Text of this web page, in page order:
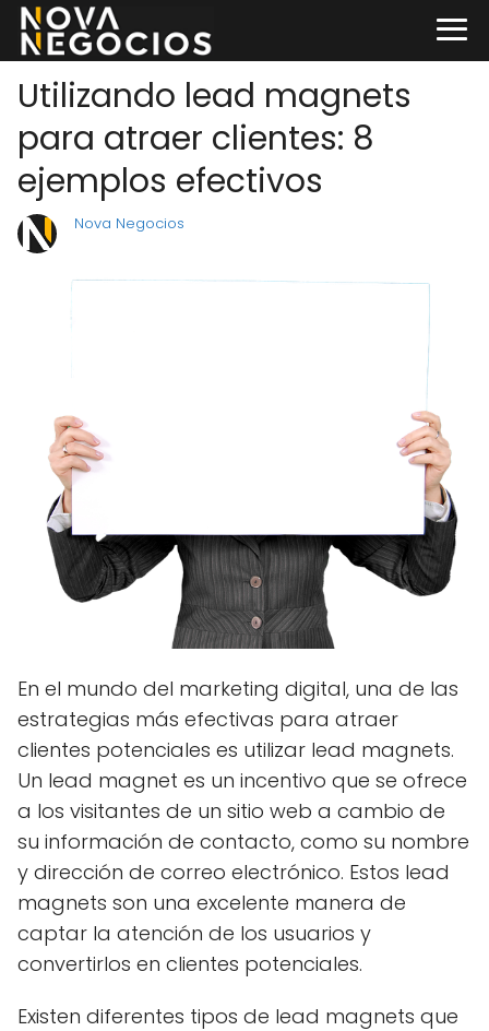
Utilizando lead magnets
para atraer clientes: 8
ejemplos efectivos
Nova Negocios
En el mundo del marketing digital, una de las
estrategias más efectivas para atraer
clientes potenciales es utilizar lead magnets.
Un lead magnet es un incentivo que se ofrece
a los visitantes de un sitio web a cambio de
su información de contacto, como su nombre
y dirección de correo electrónico. Estos lead
magnets son una excelente manera de
captar la atención de los usuarios y
convertirlos en clientes potenciales.
Existen diferentes tipos de lead magnets que